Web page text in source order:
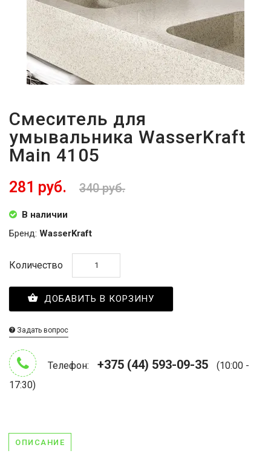
Смеситель для
умывальника WasserKraft
Main 4105
281 руб. 340 руб.
В наличии
Бренд: WasserKraft
Количество
ДОБАВИТЬ В КОРЗИНУ
Задать вопрос
Телефон: +375 (44) 593-09-35
(10:00 -
17:30)
ОПИСАНИЕ